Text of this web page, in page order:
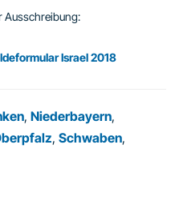
Ausschreibung:
Israel 2018
, Niederbayern,
, Schwaben,